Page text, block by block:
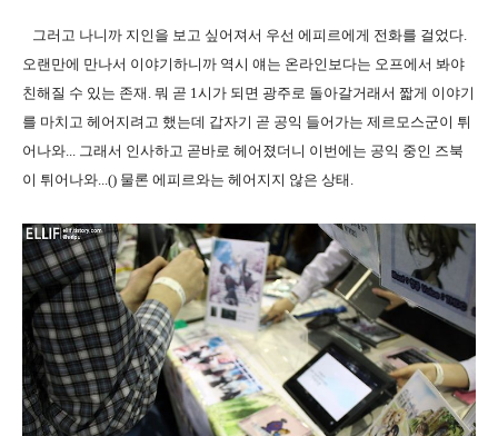
그러고 나니까 지인을 보고 싶어져서 우선 에피르에게 전화를 걸었다.
오랜만에 만나서 이야기하니까 역시 얘는 온라인보다는 오프에서 봐야
친해질 수 있는 존재. 뭐 곧 1시가 되면 광주로 돌아갈거래서 짧게 이야기
를 마치고 헤어지려고 했는데 갑자기 곧 공익 들어가는 제르모스군이 튀
어나와... 그래서 인사하고 곧바로 헤어졌더니 이번에는 공익 중인 즈북
이 튀어나와...() 물론 에피르와는 헤어지지 않은 상태.